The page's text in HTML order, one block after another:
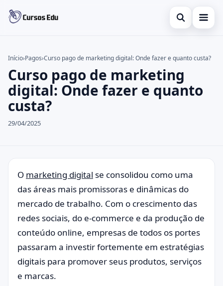
Abrir busca
Inglês
Idiomas
espanhol
Buscar no site
Buscar por:
Pressione Enter para buscar ou ESC para fechar.
Início›Pagos›Curso pago de marketing digital: Onde fazer e quanto custa?
Curso pago de marketing
digital: Onde fazer e quanto
custa?
29/04/2025
O marketing digital se consolidou como uma
das áreas mais promissoras e dinâmicas do
mercado de trabalho. Com o crescimento das
redes sociais, do e-commerce e da produção de
conteúdo online, empresas de todos os portes
passaram a investir fortemente em estratégias
digitais para promover seus produtos, serviços
e marcas.